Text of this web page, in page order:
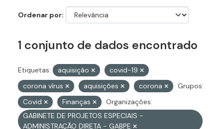
Ordenar por
1 conjunto de dados encontrado
Etiquetas: aquisição
covid-19
corona vírus
aquisições corona
Grupos:
Covid
Finanças
Organizações:
GABINETE DE PROJETOS ESPECIAIS -
ADMINISTRAÇÃO DIRETA - GABPE